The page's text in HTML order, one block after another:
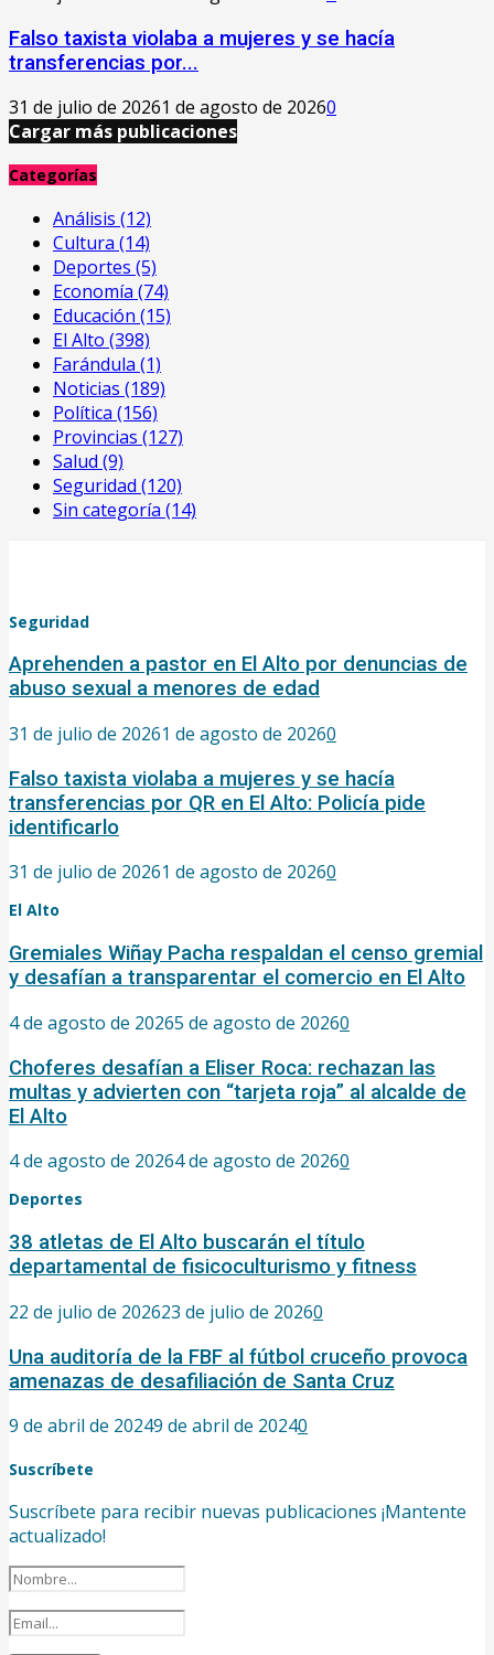
Falso taxista violaba a mujeres y se hacía
transferencias por...
31 de julio de 20261 de agosto de 20260
Cargar más publicaciones
Categorías
Análisis (12)
Cultura (14)
Deportes (5)
Economía (74)
Educación (15)
El Alto (398)
Farándula (1)
Noticias (189)
Política (156)
Provincias (127)
Salud (9)
Seguridad (120)
Sin categoría (14)
Seguridad
Aprehenden a pastor en El Alto por denuncias de
abuso sexual a menores de edad
31 de julio de 20261 de agosto de 20260
Falso taxista violaba a mujeres y se hacía
transferencias por QR en El Alto: Policía pide
identificarlo
31 de julio de 20261 de agosto de 20260
El Alto
Gremiales Wiñay Pacha respaldan el censo gremial
y desafían a transparentar el comercio en El Alto
4 de agosto de 20265 de agosto de 20260
Choferes desafían a Eliser Roca: rechazan las
multas y advierten con “tarjeta roja” al alcalde de
El Alto
4 de agosto de 20264 de agosto de 20260
Deportes
38 atletas de El Alto buscarán el título
departamental de fisicoculturismo y fitness
22 de julio de 202623 de julio de 20260
Una auditoría de la FBF al fútbol cruceño provoca
amenazas de desafiliación de Santa Cruz
9 de abril de 20249 de abril de 20240
Suscríbete
Suscríbete para recibir nuevas publicaciones ¡Mantente
actualizado!